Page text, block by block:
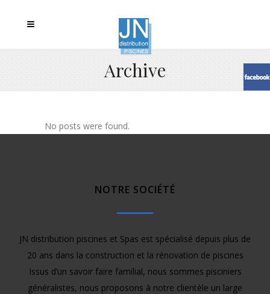
Archive
No posts were found.
NOTRE SOCIÉTÉ
JN distribution piscines et Spas est spécialisé depuis plus de
20 ans dans la construction et la rénovation de piscines
Issus d’un savoir faire familial, nous sommes pisciniers
généralistes, nous proposons à notre clientèle un large